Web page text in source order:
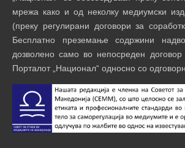
мрежа како и од неколку медиумски
(преку регулирани договори за
Бесплатно преземање содржини
дозволено само во непосреден договор
Порталот „Национал“ односно со